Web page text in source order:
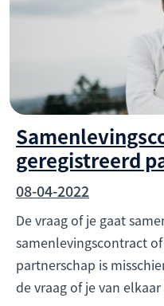
geregistreerd
08-04-2022
De vraag of je gaat
samenlevingscontract
partnerschap is
de vraag of je van